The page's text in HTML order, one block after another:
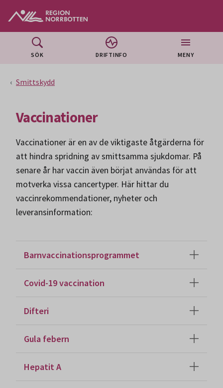
SÖK DRIFTINFO MENY
Smittskydd
Vaccinationer
Vaccinationer är en av de viktigaste åtgärderna för
att hindra spridning av smittsamma sjukdomar. På
senare år har vaccin även börjat användas för att
motverka vissa cancertyper. Här hittar du
vaccinrekommendationer, nyheter och
leveransinformation:
Barnvaccinationsprogrammet
Covid-19 vaccination
Difteri
Gula febern
Hepatit A